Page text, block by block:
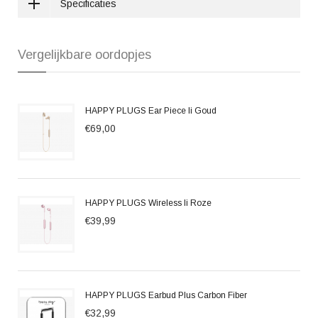
Specificaties
Vergelijkbare oordopjes
HAPPY PLUGS Ear Piece Ii Goud
€69,00
HAPPY PLUGS Wireless Ii Roze
€39,99
HAPPY PLUGS Earbud Plus Carbon Fiber
€32,99